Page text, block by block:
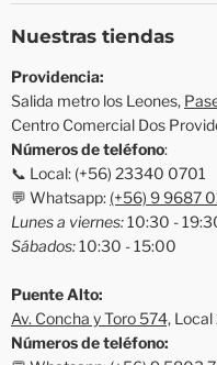
Nuestras tiendas
Providencia:
Salida metro los Leones,
Centro Comercial Dos
Números de teléfono:
📞 Local: (+56) 23340 0701
💬 Whatsapp: (+56) 9 9687
Lunes a viernes:10:30 -
Sábados:10:30 - 15:00
Puente Alto:
Av. Concha y Toro 574, Local
Números de teléfono: